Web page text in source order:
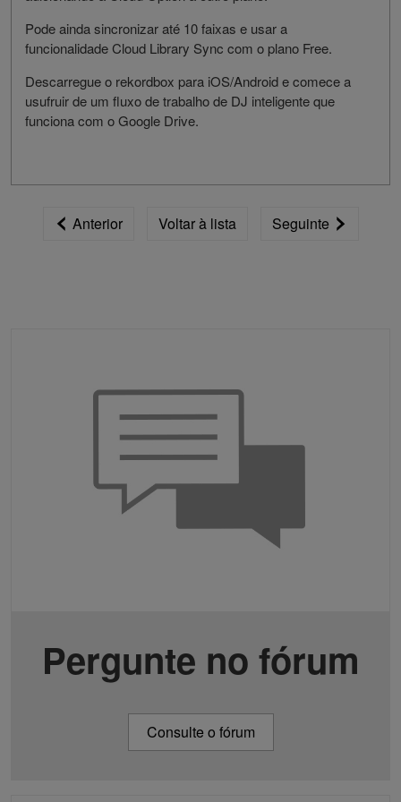
Pode ainda sincronizar até 10 faixas e usar a
funcionalidade Cloud Library Sync com o plano Free.
Descarregue o rekordbox para iOS/Android e comece a
usufruir de um fluxo de trabalho de DJ inteligente que
funciona com o Google Drive.
Anterior Voltar à lista Seguinte
Pergunte no fórum
Consulte o fórum